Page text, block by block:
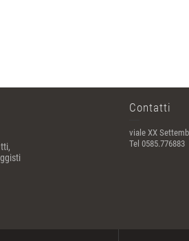
Contatti
viale XX
Tel 0585.776883